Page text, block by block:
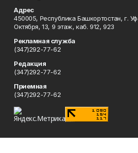
Адрес
450005, Республика Башкортостан, г.
Октября, 13, 9 этаж, каб. 912, 923
Рекламная служба
(347)292-77-62
Редакция
(347)292-77-62
Приемная
(347)292-77-62